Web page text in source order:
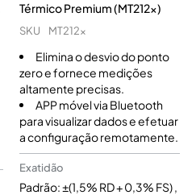
Térmico Premium (MT212x)
SKU MT212x
Elimina o desvio do ponto
zero e fornece medições
altamente precisas.
APP móvel via Bluetooth
para visualizar dados e efetuar
a configuração remotamente.
Exatidão
Padrão: ±(1,5% RD + 0,3% FS) ,